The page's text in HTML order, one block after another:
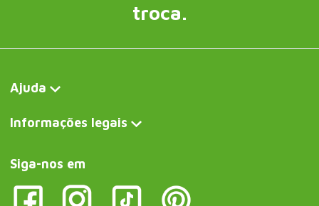
troca.
Ajuda
Informações legais
Siga-nos em